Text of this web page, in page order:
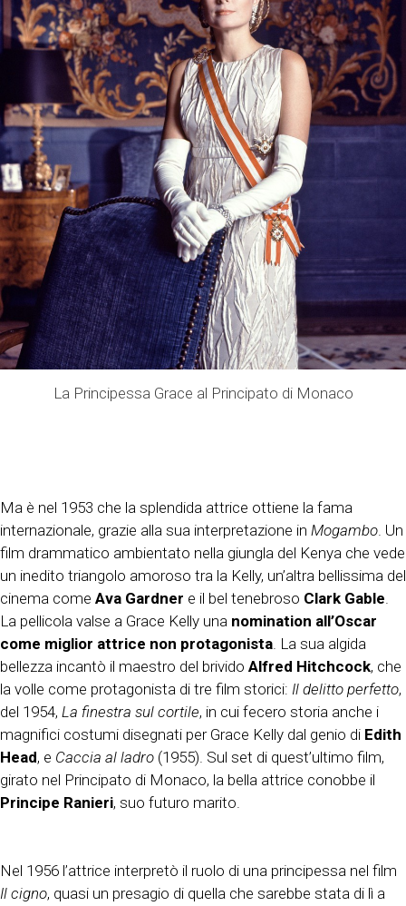
La Principessa Grace al Principato di Monaco
Ma è nel 1953 che la splendida attrice ottiene la fama
internazionale, grazie alla sua interpretazione in Mogambo . Un
film drammatico ambientato nella giungla del Kenya che vede
un inedito triangolo amoroso tra la Kelly, un’altra bellissima del
cinema come Ava Gardner e il bel tenebroso Clark Gable
La pellicola valse a Grace Kelly una nomination all’Oscar
come miglior attrice non protagonista . La sua algida
bellezza incantò il maestro del brivido Alfred Hitchcock, che
la volle come protagonista di tre film storici: Il delitto perfetto,
del 1954, La finestra sul cortile, in cui fecero storia anche i
magnifici costumi disegnati per Grace Kelly dal genio di Edith
Head, e Caccia al ladro (1955). Sul set di quest’ultimo film,
girato nel Principato di Monaco, la bella attrice conobbe il
Principe Ranieri, suo futuro marito.
Nel 1956 l’attrice interpretò il ruolo di una principessa nel film
Il cigno, quasi un presagio di quella che sarebbe stata di lì a